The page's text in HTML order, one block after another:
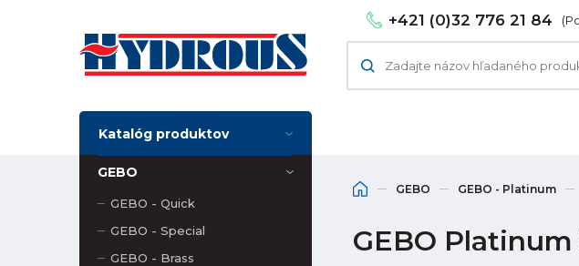
+421 (0)32 776 21 84
Katalóg produktov
GEBO
GEBO - Quick
GEBO - Special
GEBO - Brass
GEBO GEBO - Platinum
GEBO Platinum